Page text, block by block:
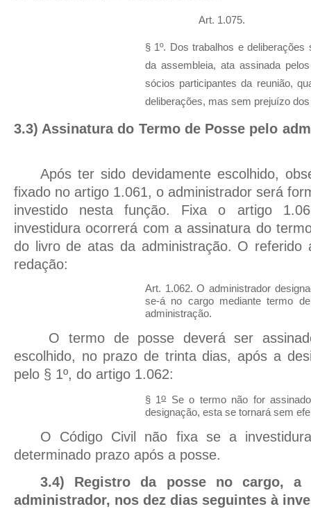
Art. 1.075.
§ 1º. Dos trabalhos e
da assembleia, ata assinada
sócios participantes da reunião,
deliberações, mas sem prejuízo
3.3) Assinatura do Termo de Posse pelo
Após ter sido devidamente escolhido,
fixado no artigo 1.061, o administrador será
investido nesta função. Fixa o artigo
investidura ocorrerá com a assinatura do
do livro de atas da administração. O referido
redação:
Art. 1.062. O administrador
se-á no cargo mediante termo
administração.
O termo de posse deverá ser
escolhido, no prazo de trinta dias, após a
pelo § 1º, do artigo 1.062:
§ 1oSe o termo não for
designação, esta se tornará sem
O Código Civil não fixa se a
determinado prazo após a posse.
3.4) Registro da posse no cargo, a
administrador, nos dez dias seguintes à